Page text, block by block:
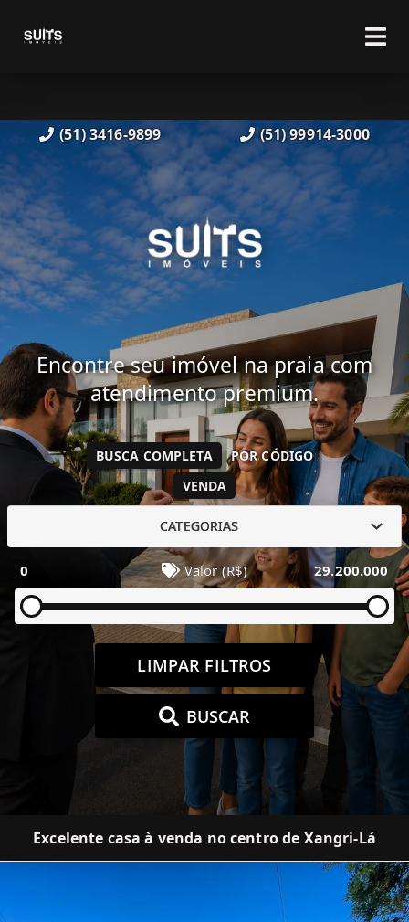
(51) 3416-9899 (51) 99914-3000
Encontre seu imóvel na praia com
atendimento premium.
VENDA
BUSCA COMPLETA POR CÓDIGO
CATEGORIAS
0 Valor (R$) 29.200.000
LIMPAR FILTROS
BUSCAR
Excelente casa à venda no centro de Xangri-Lá